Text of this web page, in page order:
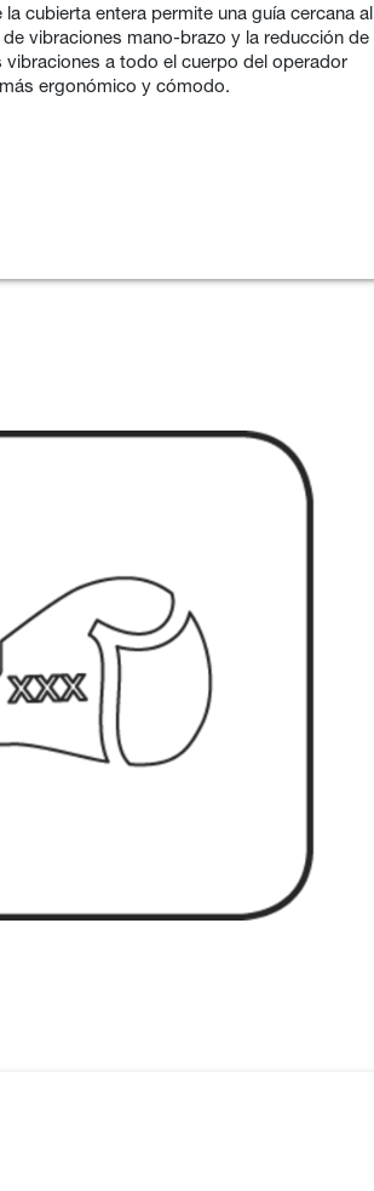
cubierta entera permite una guía cercana al
vibraciones mano-brazo y la reducción de
vibraciones a todo el cuerpo del operador
ergonómico y cómodo.